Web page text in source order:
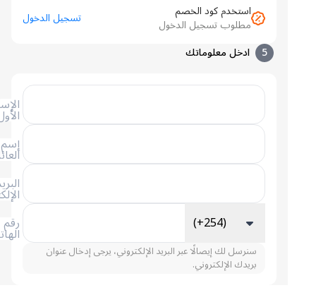
استخدم كود الخصم
مطلوب تسجيل الدخول
تسجيل الدخول
ادخل معلوماتك
العائلة
الإلكتروني
الهاتف (+254)
سنرسل لك إيصالًا عبر البريد الإلكتروني، يرجى إدخال عنوان
بريدك الإلكتروني.